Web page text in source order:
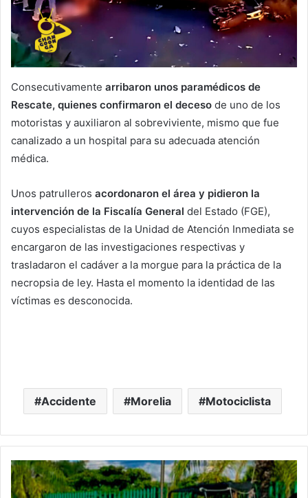
Consecutivamente arribaron unos paramédicos de
Rescate, quienes confirmaron el deceso de uno de los
motoristas y auxiliaron al sobreviviente, mismo que fue
canalizado a un hospital para su adecuada atención
médica.
Unos patrulleros acordonaron el área y pidieron la
intervención de la Fiscalía General del Estado (FGE),
cuyos especialistas de la Unidad de Atención Inmediata se
encargaron de las investigaciones respectivas y
trasladaron el cadáver a la morgue para la práctica de la
necropsia de ley. Hasta el momento la identidad de las
víctimas es desconocida.
Accidente Morelia Motociclista
#Michoacán
Un
Jornalero